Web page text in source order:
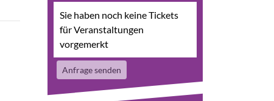
Sie haben noch keine Tickets
für Veranstaltungen
vorgemerkt
Anfrage senden